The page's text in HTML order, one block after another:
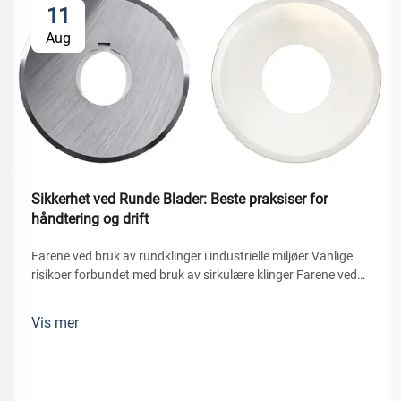
11
Aug
Sikkerhet ved Runde Blader: Beste praksiser for
håndtering og drift
Farene ved bruk av rundklinger i industrielle miljøer Vanlige
risikoer forbundet med bruk av sirkulære klinger Farene ved
alvorlige er...
Vis mer